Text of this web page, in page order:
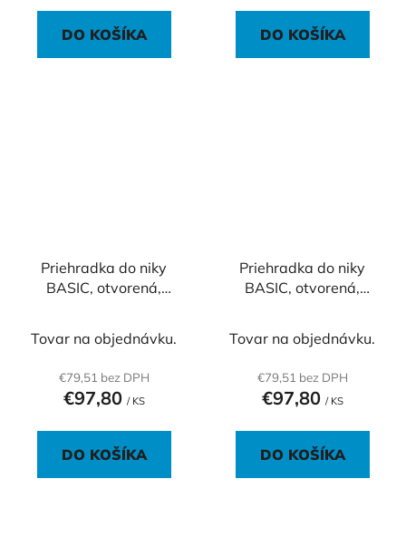
DO KOŠÍKA DO KOŠÍKA
Priehradka do niky
BASIC, otvorená,
Tovar na objednávku.
€79,51 bez DPH
€97,80 / KS
DO KOŠÍKA
Priehradka do niky
BASIC, otvorená,
Tovar na objednávku.
€79,51 bez DPH
€97,80 / KS
DO KOŠÍKA